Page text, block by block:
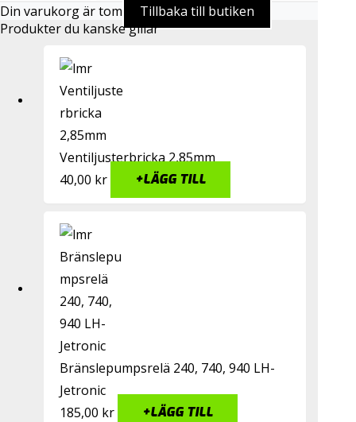
Din varukorg är tom
Tillbaka till butiken
Produkter du kanske gillar
Ventiljusterbricka 2,85mm
40,00 kr +LÄGG TILL
Bränslepumpsrelä 240, 740, 940 LH-
Jetronic
185,00 kr +LÄGG TILL